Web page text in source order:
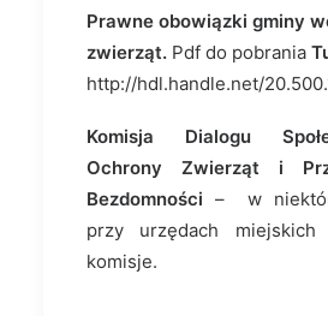
Prawne obowiązki gminy
zwierząt. Pdf do pobrania
http://hdl.handle.net/
Komisja Dialogu
Ochrony Zwierząt i
Bezdomności – w
przy urzędach miejskich
komisje.